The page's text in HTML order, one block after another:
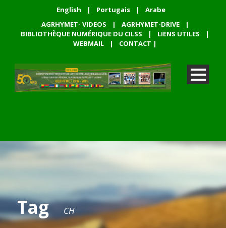
English | Portugais |
Arabe
AGRHYMET- VIDEOS
| AGRHYMET-DRIVE
|
BIBLIOTHÈQUE NUMÉRIQUE DU CILSS
| LIENS UTILES
|
WEBMAIL
| CONTACT |
Tag CH